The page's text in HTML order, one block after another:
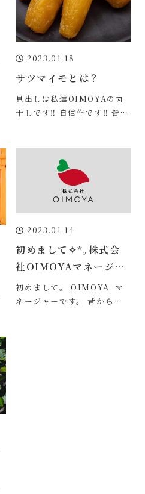
2023.01.18
サツマイモとは？
見出しは私達OIMOYAの丸
干しです‼︎ 自信作です‼︎ 皆
2023.01.14
初めまして✧*｡株式会
社OIMOYAマネージャ
ーです！
初めまして。 OIMOYA マ
ネージャーです。 昔から干